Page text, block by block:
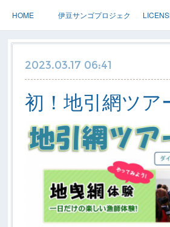
HOME 伊豆サンゴプロジェクト
体験ダイブ 親子ダイブ ステップアップ
2023.03.17 06:41
初！地引網ツア